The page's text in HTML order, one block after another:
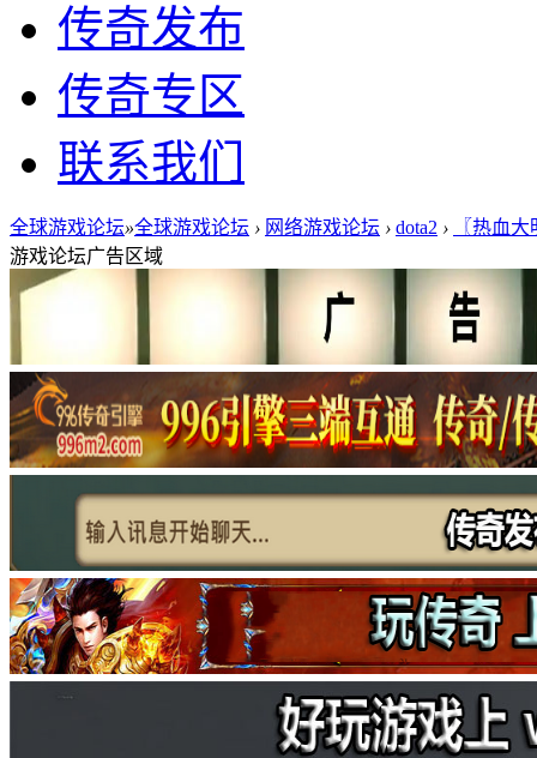
传奇发布
传奇专区
联系我们
全球游戏论坛»全球游戏论坛 › 网络游戏论坛 › dota2 ›
〖热血
游戏论坛广告区域